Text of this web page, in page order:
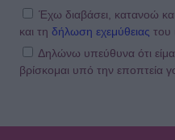
SHOWBIZ
έφερνα τον θυμό μου και
Έχω διαβάσει, κατανοώ
και τη δήλωση εχεμύθειας του
Δηλώνω υπεύθυνα ότι
βρίσκομαι υπό την εποπτεία